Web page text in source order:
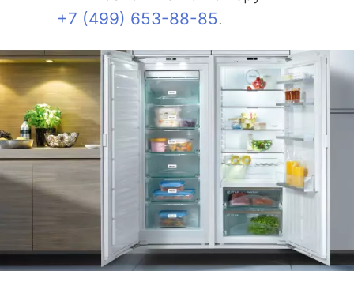
+7 (499) 653-88-85.